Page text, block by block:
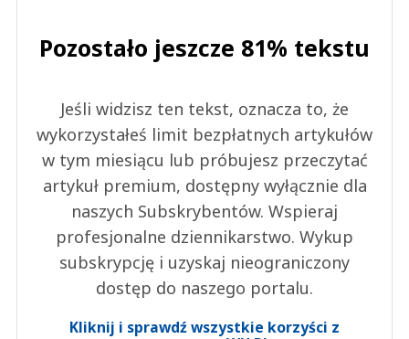
Pozostało jeszcze 81% tekstu
Jeśli widzisz ten tekst, oznacza to, że
wykorzystałeś limit bezpłatnych artykułów
w tym miesiącu lub próbujesz przeczytać
artykuł premium, dostępny wyłącznie dla
naszych Subskrybentów. Wspieraj
profesjonalne dziennikarstwo. Wykup
subskrypcję i uzyskaj nieograniczony
dostęp do naszego portalu.
Kliknij i sprawdź wszystkie korzyści z